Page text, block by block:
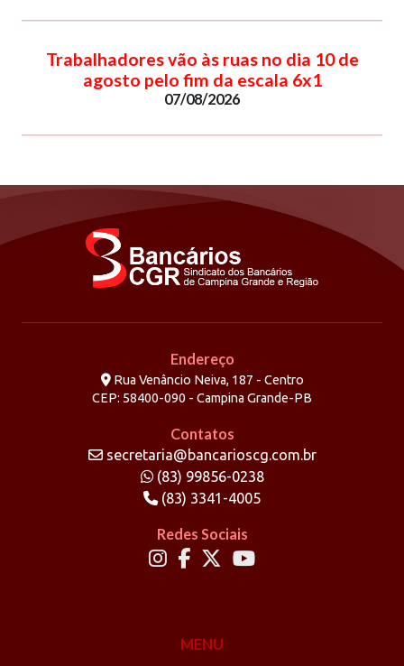
Trabalhadores vão às ruas no dia 10 de
agosto pelo fim da escala 6x1
07/08/2026
Endereço
Rua Venâncio Neiva, 187 - Centro
CEP: 58400-090 - Campina Grande-PB
Contatos
secretaria@bancarioscg.com.br
(83) 99856-0238
(83) 3341-4005
Redes Sociais
MENU